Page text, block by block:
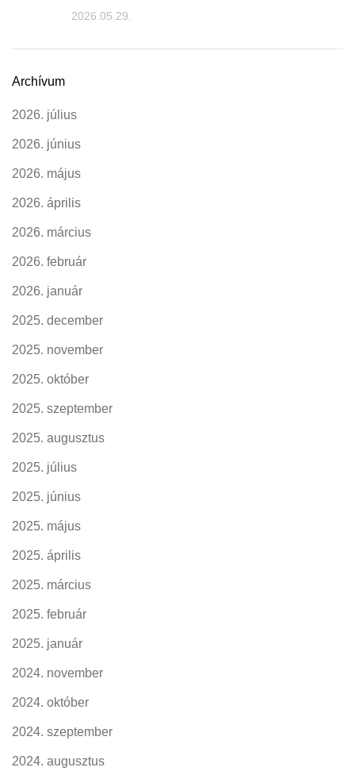
2026.05.29.
Archívum
2026. július
2026. június
2026. május
2026. április
2026. március
2026. február
2026. január
2025. december
2025. november
2025. október
2025. szeptember
2025. augusztus
2025. július
2025. június
2025. május
2025. április
2025. március
2025. február
2025. január
2024. november
2024. október
2024. szeptember
2024. augusztus